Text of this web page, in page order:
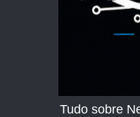
Tudo sobre